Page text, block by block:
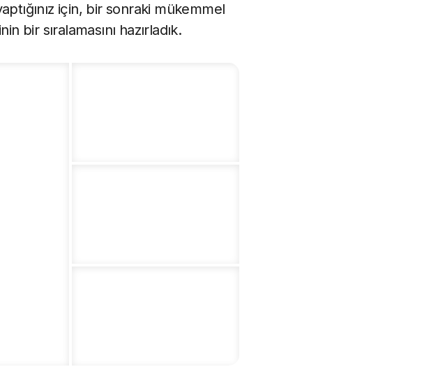
için, bir sonraki mükemmel
bir sıralamasını hazırladık.